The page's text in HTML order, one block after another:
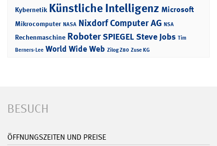
Kybernetik Künstliche Intelligenz Microsoft
Mikrocomputer NASA Nixdorf Computer AG NSA
Rechenmaschine RoboterSPIEGELSteve Jobs Tim
Berners-Lee World Wide Web Zilog Z80 Zuse KG
BESUCH
ÖFFNUNGSZEITEN UND PREISE